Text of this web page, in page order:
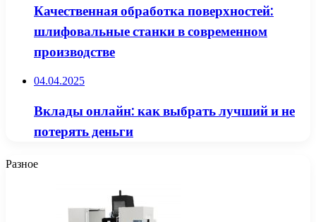
Качественная обработка поверхностей:
шлифовальные станки в современном
производстве
04.04.2025
Вклады онлайн: как выбрать лучший и не
потерять деньги
Разное